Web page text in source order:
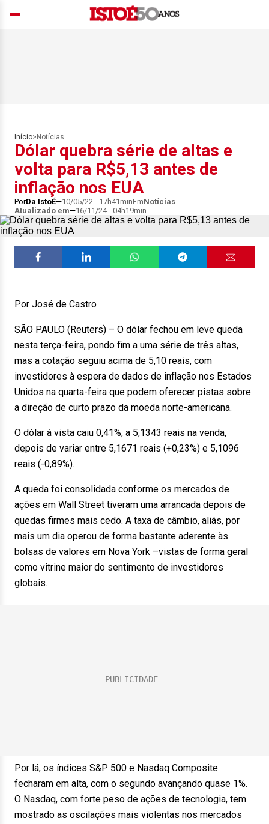
Início> Notícias
Dólar quebra série de altas e
volta para R$5,13 antes de
inflação nos EUA
PorDa IstoÉ 10/05/22 - 17h41minEmNotícias
Atualizado em
16/11/24 - 04h19min
Por José de Castro
SÃO PAULO (Reuters) – O dólar fechou em leve queda
nesta terça-feira, pondo fim a uma série de três altas,
mas a cotação seguiu acima de 5,10 reais, com
investidores à espera de dados de inflação nos Estados
Unidos na quarta-feira que podem oferecer pistas sobre
a direção de curto prazo da moeda norte-americana.
O dólar à vista caiu 0,41%, a 5,1343 reais na venda,
depois de variar entre 5,1671 reais (+0,23%) e 5,1096
reais (-0,89%).
A queda foi consolidada conforme os mercados de
ações em Wall Street tiveram uma arrancada depois de
quedas firmes mais cedo. A taxa de câmbio, aliás, por
mais um dia operou de forma bastante aderente às
bolsas de valores em Nova York –vistas de forma geral
como vitrine maior do sentimento de investidores
globais.
Por lá, os índices S&P 500 e Nasdaq Composite
fecharam em alta, com o segundo avançando quase 1%.
O Nasdaq, com forte peso de ações de tecnologia, tem
mostrado as oscilações mais violentas nos mercados